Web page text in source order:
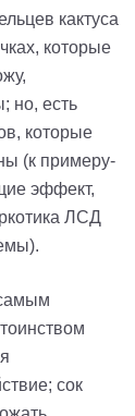
кактуса
которые
но, есть
которые
(к примеру-
эффект,
ЛСД
; сок